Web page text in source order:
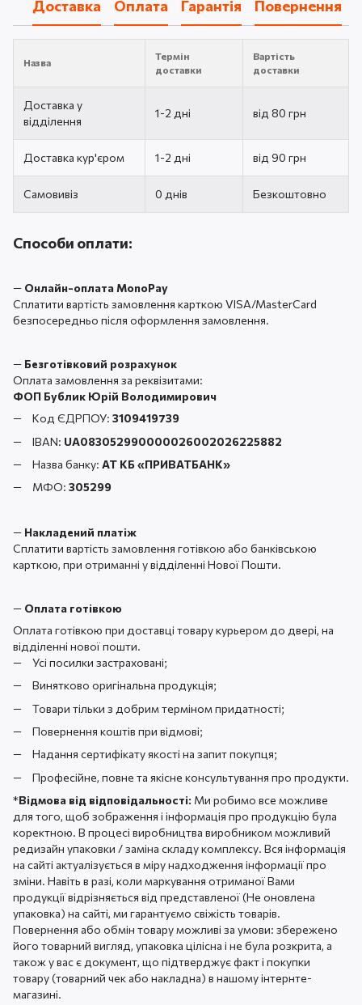
Доставка Оплата Гарантія Повернення
Назва
Термін
доставки
Вартість
доставки
Доставка у
відділення
1-2 дні від 80 грн
Доставка кур'єром 1-2 дні від 90 грн
Самовивіз 0 днів Безкоштовно
Способи оплати:
— Онлайн-оплата MonoPay
Сплатити вартість замовлення карткою VISA/MasterCard
безпосередньо після оформлення замовлення.
— Безготівковий розрахунок
Оплата замовлення за реквізитами:
ФОП Бублик Юрій Володимирович
Код ЄДРПОУ: 3109419739
IBAN: UA083052990000026002026225882
Назва банку: АТ КБ «ПРИВАТБАНК»
МФО: 305299
— Накладений платіж
Сплатити вартість замовлення готівкою або банківською
карткою, при отриманні у відділенні Нової Пошти.
— Оплата готівкою
Оплата готівкою при доставці товару курьером до двері, на
відділенні нової пошти.
Усі посилки застраховані;
Винятково оригінальна продукція;
Товари тільки з добрим терміном придатності;
Повернення коштів при відмові;
Надання сертифікату якості на запит покупця;
Професійне, повне та якісне консультування про продукти.
*Відмова від відповідальності: Ми робимо все можливе
для того, щоб зображення і інформація про продукцію була
коректною. В процесі виробництва виробником можливий
редизайн упаковки / заміна складу комплексу. Вся інформація
на сайті актуалізується в міру надходження інформації про
зміни. Навіть в разі, коли маркування отриманої Вами
продукції відрізняється від представленої (Не оновлена ​​
упаковка) на сайті, ми гарантуємо свіжість товарів.
Повернення або обмін товару можливі за умови: збережено
його товарний вигляд, упаковка цілісна і не була розкрита, а
також у вас є документ, що підтверджує факт і покупки
товару (товарний чек або накладна) в нашому інтернте-
магазині.